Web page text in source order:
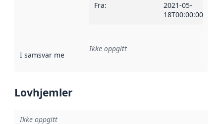
Fra:
2021-05-
18T00:00:00Z
I samsvar med Referanse til en implementasjonsregel
Ikke oppgitt
Lovhjemler
Ikke oppgitt